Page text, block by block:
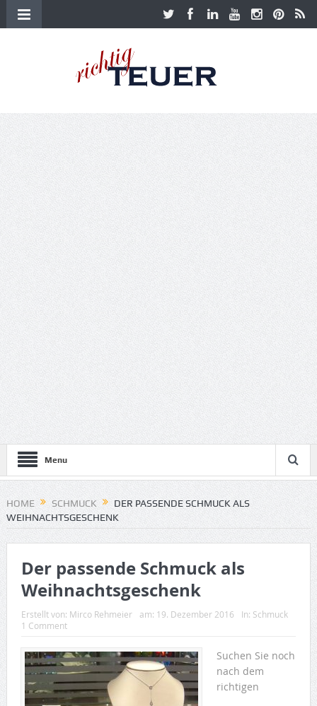
Menu
HOME SCHMUCK
DER PASSENDE SCHMUCK ALS
WEIHNACHTSGESCHENK
Der passende Schmuck als
Weihnachtsgeschenk
Erstellt von: Mirco Rehmeier am: 19. Dezember 2016 In: Schmuck
1 Comment
Suchen Sie noch
nach dem
richtigen